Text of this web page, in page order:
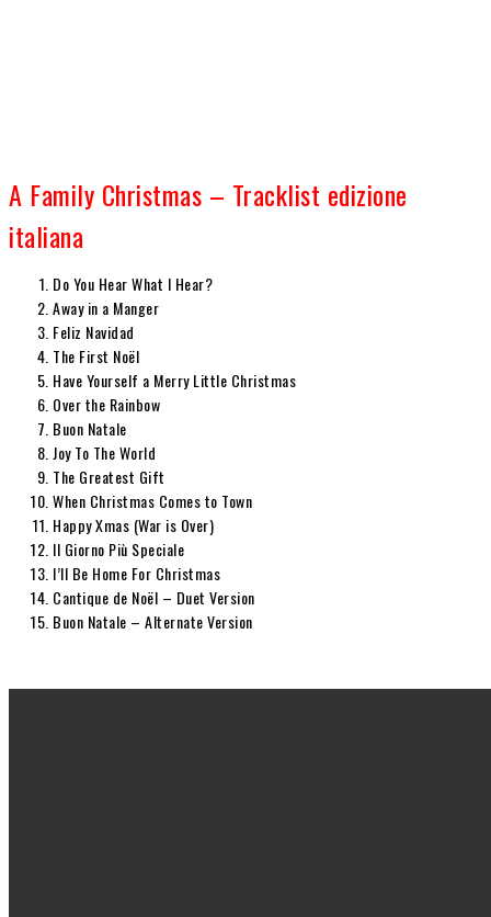
A Family Christmas – Tracklist edizione
italiana
Do You Hear What I Hear?
Away in a Manger
Feliz Navidad
The First Noël
Have Yourself a Merry Little Christmas
Over the Rainbow
Buon Natale
Joy To The World
The Greatest Gift
When Christmas Comes to Town
Happy Xmas (War is Over)
Il Giorno Più Speciale
I’ll Be Home For Christmas
Cantique de Noël – Duet Version
Buon Natale – Alternate Version